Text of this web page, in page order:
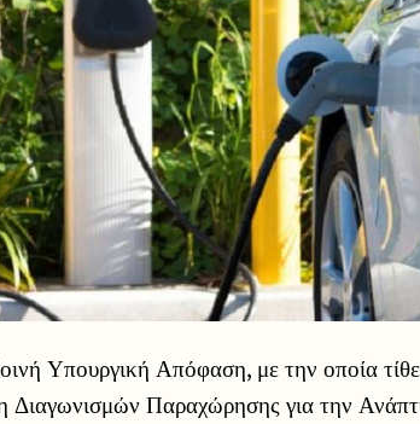
Υπουργική Απόφαση, με την οποία
Παραχώρησης για την